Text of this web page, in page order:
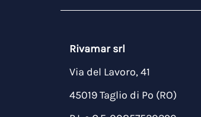
Rivamar srl
Via del Lavoro, 41
45019 Taglio di Po (RO)